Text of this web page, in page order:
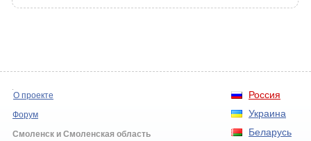
Россия
Украина
Беларусь
О проекте
Форум
Смоленск и Смоленская область